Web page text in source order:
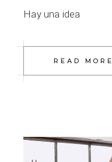
Hay una idea
READ MORE